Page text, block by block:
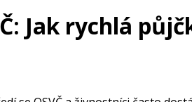
Jak rychlá